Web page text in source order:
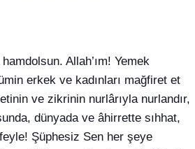
Allah’ım! Yemek
erkek ve kadınları mağfiret et
ve zikrinin nurlârıyla nurlandır,
dünyada ve âhirrette sıhhat,
Şüphesiz Sen her şeye